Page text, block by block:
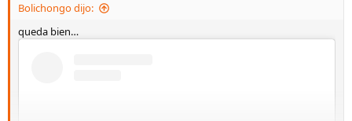
Bolichongo dijo:
queda bien…